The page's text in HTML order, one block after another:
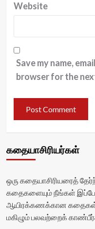
Website
Save my name,
browser for the
கதையாசிரியர்கள்
ஒரு கதையாசிரியரைத்
கதைகளையும் நீங்கள்
ஆயிரக்கணக்கான கதைகள்
மகிழும் பலவற்றைக்